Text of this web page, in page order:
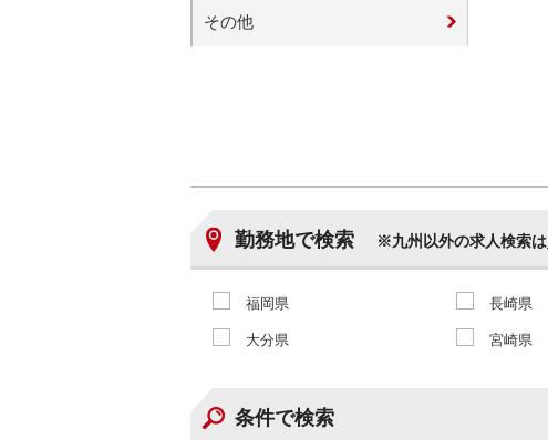
その他
勤務地で検索 ※九州以外の求人検索は
福岡県 長崎県
大分県 宮崎県
条件で検索